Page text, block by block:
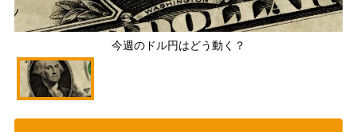
今週のドル円はどう動く？